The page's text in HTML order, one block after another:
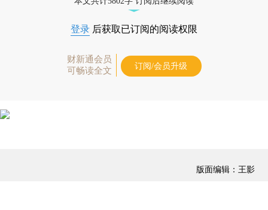
登录 后获取已订阅的阅读权限
财新通会员
可畅读全文
订阅/会员升级
版面编辑：王影